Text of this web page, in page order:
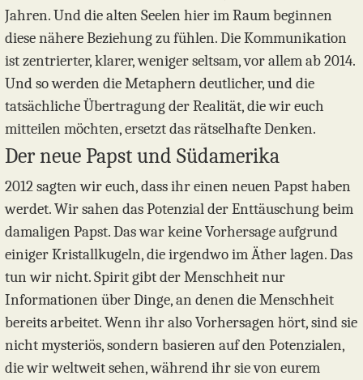
Jahren. Und die alten Seelen hier im Raum beginnen
diese nähere Beziehung zu fühlen. Die Kommunikation
ist zentrierter, klarer, weniger seltsam, vor allem ab 2014.
Und so werden die Metaphern deutlicher, und die
tatsächliche Übertragung der Realität, die wir euch
mitteilen möchten, ersetzt das rätselhafte Denken.
Der neue Papst und Südamerika
2012 sagten wir euch, dass ihr einen neuen Papst haben
werdet. Wir sahen das Potenzial der Enttäuschung beim
damaligen Papst. Das war keine Vorhersage aufgrund
einiger Kristallkugeln, die irgendwo im Äther lagen. Das
tun wir nicht. Spirit gibt der Menschheit nur
Informationen über Dinge, an denen die Menschheit
bereits arbeitet. Wenn ihr also Vorhersagen hört, sind sie
nicht mysteriös, sondern basieren auf den Potenzialen,
die wir weltweit sehen, während ihr sie von eurem